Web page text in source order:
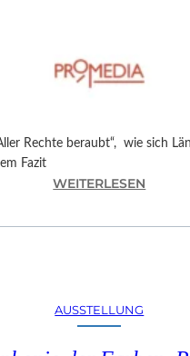
Rechte beraubt“, wie sich
Fazit
WEITERLESEN
A
AUSSTELLUNG